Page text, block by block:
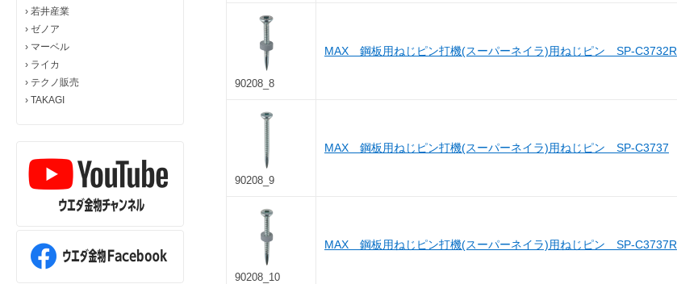
› 若井産業
› ゼノア
› マーベル
› ライカ
› テクノ販売
› TAKAGI
90208_8
MAX 鋼板用ねじピン打機(スーパーネイラ)用ねじピン SP-C3732R
90208_9
MAX 鋼板用ねじピン打機(スーパーネイラ)用ねじピン SP-C3737
90208_10
MAX 鋼板用ねじピン打機(スーパーネイラ)用ねじピン SP-C3737R